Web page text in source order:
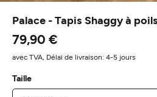
Palace - Tapis Shaggy à
79,90 €
avec TVA, Délai de livraison: 4-5 jours
Taille